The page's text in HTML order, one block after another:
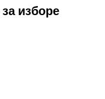
изборе